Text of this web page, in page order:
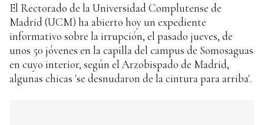
El Rectorado de la Universidad Complutense de
Madrid (UCM) ha abierto hoy un expediente
informativo sobre la irrupción, el pasado jueves, de
unos 50 jóvenes en la capilla del campus de Somosaguas
en cuyo interior, según el Arzobispado de Madrid,
algunas chicas 'se desnudaron de la cintura para arriba'.